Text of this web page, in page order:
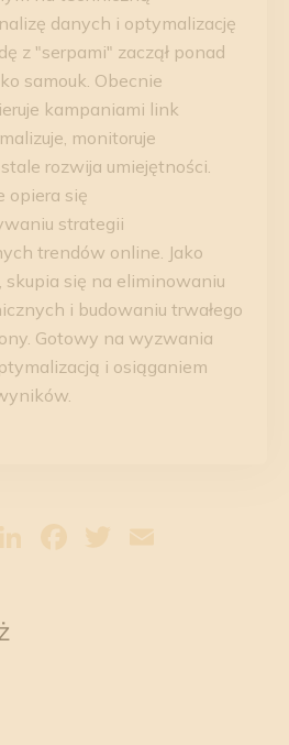
WhatsApp
LinkedIn
Facebook
Twitter
danych i optymalizację
z "serpami" zaczął ponad
samouk. Obecnie
kampaniami link
monitoruje
rozwija umiejętności.
opiera się
strategii
trendów online. Jako
skupia się na eliminowaniu
i budowaniu trwałego
Gotowy na wyzwania
i osiąganiem